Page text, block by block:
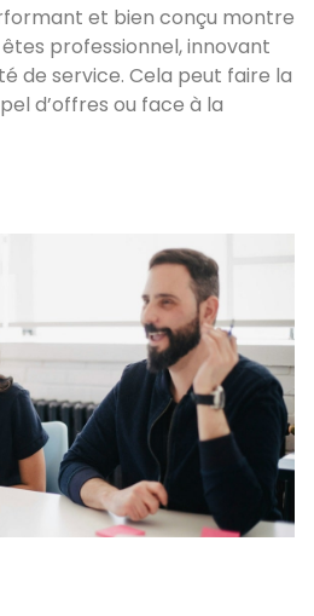
et bien conçu montre
professionnel, innovant
de service. Cela peut faire la
d’offres ou face à la